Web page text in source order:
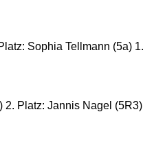
Sophia Tellmann (5a) 1.
2. Platz: Jannis Nagel (5R3)